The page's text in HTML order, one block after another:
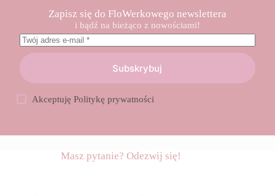
Zapisz się do FloWerkowego newslettera
i bądź na bieżąco z nowościami!
Subskrybuj
AkceptujęPolitykę prywatności
Masz pytanie? Odezwij się!